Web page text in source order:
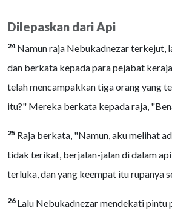
Dilepaskan dari Api
24 Namun raja Nebukadnezar terkejut,
dan berkata kepada para pejabat
telah mencampakkan tiga orang yang
itu?" Mereka berkata kepada raja,
25 Raja berkata, "Namun, aku melihat
tidak terikat, berjalan-jalan di dalam
terluka, dan yang keempat itu rupanya
26 Lalu Nebukadnezar mendekati pintu